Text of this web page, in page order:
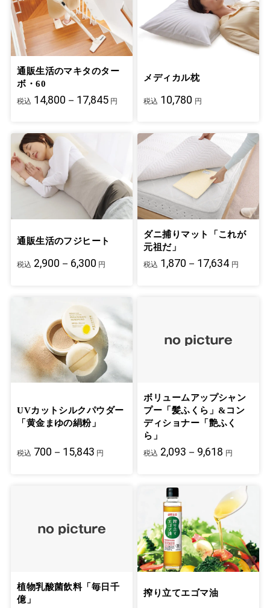
通販生活のマキタのター
ボ・60
税込 14,800－17,845 円
メディカル枕
税込 10,780 円
通販生活のフジヒート
税込 2,900－6,300 円
ダニ捕りマット「これが
元祖だ」
税込 1,870－17,634 円
UVカットシルクパウダー
「黄金まゆの絹粉」
税込 700－15,843 円
ボリュームアップシャン
プー「髪ふくら」&コン
ディショナー「艶ふく
ら」
税込 2,093－9,618 円
植物乳酸菌飲料「毎日千
億」
搾り立てエゴマ油